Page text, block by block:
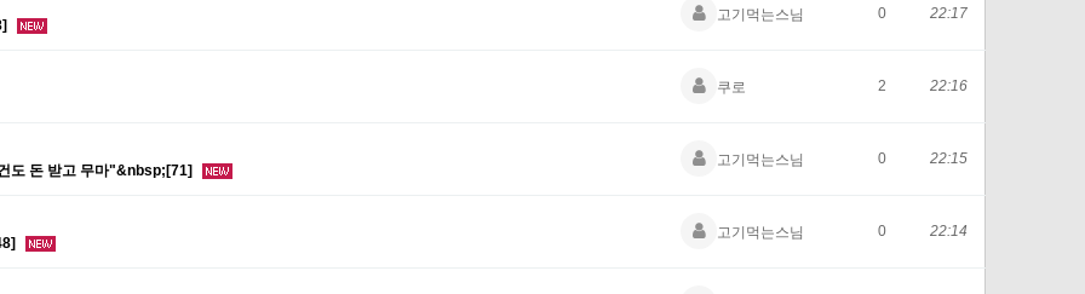
고기먹는스님 0 22:17
쿠로 2 22:16
도 돈 받고 무마"&nbsp;[71]
고기먹는스님 0 22:15
고기먹는스님 0 22:14